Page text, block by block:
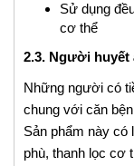
Sử dụng
cơ thể
2.3. Người huyết
Những người có
chung với căn
Sản phẩm này có
phù, thanh lọc cơ